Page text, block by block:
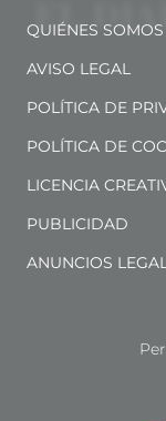
QUIÉNES SOMOS
AVISO LEGAL
POLÍTICA DE
POLÍTICA DE
LICENCIA
PUBLICIDAD
ANUNCIOS